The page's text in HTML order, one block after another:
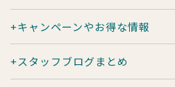
キャンペーンやお得な情報
スタッフブログまとめ